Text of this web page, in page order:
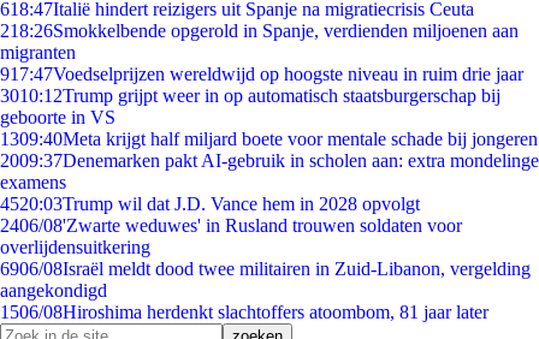
618:47Italië hindert reizigers uit Spanje na migratiecrisis Ceuta
218:26Smokkelbende opgerold in Spanje, verdienden miljoenen aan
migranten
917:47Voedselprijzen wereldwijd op hoogste niveau in ruim drie jaar
3010:12Trump grijpt weer in op automatisch staatsburgerschap bij
geboorte in VS
1309:40Meta krijgt half miljard boete voor mentale schade bij jongeren
2009:37Denemarken pakt AI-gebruik in scholen aan: extra mondelinge
examens
4520:03Trump wil dat J.D. Vance hem in 2028 opvolgt
2406/08'Zwarte weduwes' in Rusland trouwen soldaten voor
overlijdensuitkering
6906/08Israël meldt dood twee militairen in Zuid-Libanon, vergelding
aangekondigd
1506/08Hiroshima herdenkt slachtoffers atoombom, 81 jaar later